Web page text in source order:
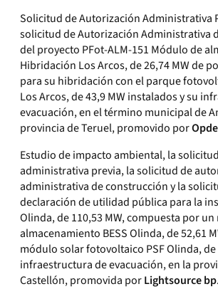
Solicitud de Autorización Administrativa
solicitud de Autorización Administrativa
del proyecto PFot-ALM-151 Módulo de
Hibridación Los Arcos, de 26,74 MW de
para su hibridación con el parque
Los Arcos, de 43,9 MW instalados y su
evacuación, en el término municipal de
provincia de Teruel, promovido por
Estudio de impacto ambiental, la
administrativa previa, la solicitud de
administrativa de construcción y la
declaración de utilidad pública para la
Olinda, de 110,53 MW, compuesta por
almacenamiento BESS Olinda, de 52,61
módulo solar fotovoltaico PSF Olinda, de
infraestructura de evacuación, en la
Castellón, promovida porLightsource bp.